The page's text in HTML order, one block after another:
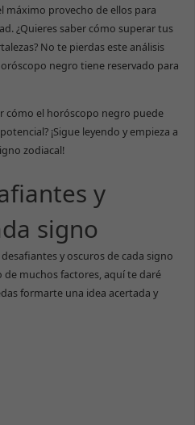
máximo provecho de ellos para
¿Quieres saber cómo superar tus
No te pierdas este análisis
negro tiene reservado para
cómo el horóscopo negro puede
¡Sigue leyendo y empieza a
zodiacal!
y
signo
y oscuros de cada signo
muchos factores, aquí te daré
formarte una idea acertada y